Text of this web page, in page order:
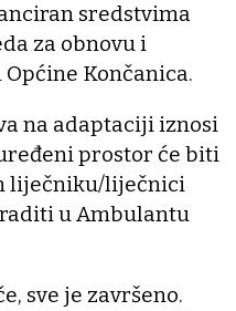
sredstvima
za obnovu i
Končanica.
na adaptaciji iznosi
prostor će biti
liječniku/liječnici
u Ambulantu
sve je završeno.